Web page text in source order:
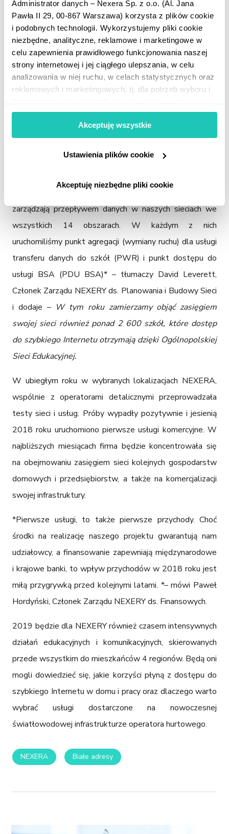
Administrator danych – Nexera Sp. z o.o. (Al. Jana
Pawła II 29, 00-867 Warszawa) korzysta z plików cookie
i podobnych technologii. Wykorzystujemy pliki cookie
niezbędne, analityczne, reklamowe i marketingowe w
celu zapewnienia prawidłowego funkcjonowania naszej
strony internetowej i jej ciągłego ulepszania, w celu
analizowania w niej ruchu, w celach statystycznych oraz
reklamowych i marketingowych, tj. dla potrzeb wyboru i
prowadzenia analiz i statystyk dotyczących dostarczania
i skuteczności tych reklam. Informacje o tym, w jaki
sposób Użytkownicy korzystają z naszej witryny,
udostępniamy partnerom marketingowym. Partnerzy
korzystania z ich usług.
na który rodzaj przetwarzania zezwalasz. Jeśli zgadzasz
się na stosowanie wszystkich plików cookie (i
podobnych technologii) do powyższych celów, prosimy o
kliknięcie „Akceptuję wszystkie”. Twoja zgoda jest
dobrowolna i możesz ją w dowolnym momencie wycofać,
zmieniając ustawienia przeglądarki lub korzystając z
udostępnionej na naszej stronie opcji „Ustawienia plików
cookie”. Wycofanie zgody pozostanie bez wpływu na
zgodność z prawem stosowania plików cookie i
podobnych technologii, którego dokonano na podstawie
zgody przed jej wycofaniem. Więcej informacji o
przetwarzaniu danych osobowych, w tym o
przysługujących Ci na mocy RODO prawach, znajdziesz
Akceptuję wszystkie
Ustawienia plików cookie
Akceptuję niezbędne pliki cookie
ds. Sprzedaży i Rozwoju Biznesu. – To także efekt
ciężkiej pracy całego naszego zespołu – dodaje.
W 2018 roku NEXERA zbudowała instalację o łącznej
długości ponad 6 tys. kilometrów, a większa jej część
została zainstalowana napowietrznie – na słupach
energetycznych bądź telekomunikacyjnych. Prace
budowlane obejmowały rozwój aktywnej część
infrastruktury sieci NEXERY. –* W 1 650 lokalizacjach
zamontowano ponad 1 100 szafek ulicznych, a w nich
200 urządzeń ION (IP/Optical Network). Urządzenia te
zarządzają przepływem danych w naszych sieciach we
wszystkich 14 obszarach. W każdym z nich
uruchomiliśmy punkt agregacji (wymiany ruchu) dla usługi
transferu danych do szkół (PWR) i punkt dostępu do
usługi BSA (PDU BSA)* – tłumaczy David Leverett,
Członek Zarządu NEXERY ds. Planowania i Budowy Sieci
i dodaje – W tym roku zamierzamy objąć zasięgiem
swojej sieci również ponad 2 600 szkół, które dostęp
do szybkiego Internetu otrzymają dzięki Ogólnopolskiej
Sieci Edukacyjnej.
W ubiegłym roku w wybranych lokalizacjach NEXERA,
wspólnie z operatorami detalicznymi przeprowadzała
testy sieci i usług. Próby wypadły pozytywnie i jesienią
2018 roku uruchomiono pierwsze usługi komercyjne. W
najbliższych miesiącach firma będzie koncentrowała się
na obejmowaniu zasięgiem sieci kolejnych gospodarstw
domowych i przedsiębiorstw, a także na komercjalizacji
swojej infrastruktury.
*Pierwsze usługi, to także pierwsze przychody. Choć
środki na realizację naszego projektu gwarantują nam
udziałowcy, a finansowanie zapewniają międzynarodowe
i krajowe banki, to wpływ przychodów w 2018 roku jest
miłą przygrywką przed kolejnymi latami. *– mówi Paweł
Hordyński, Członek Zarządu NEXERY ds. Finansowych.
2019 będzie dla NEXERY również czasem intensywnych
działań edukacyjnych i komunikacyjnych, skierowanych
przede wszystkim do mieszkańców 4 regionów. Będą oni
mogli dowiedzieć się, jakie korzyści płyną z dostępu do
szybkiego Internetu w domu i pracy oraz dlaczego warto
wybrać usługi dostarczone na nowoczesnej
światłowodowej infrastrukturze operatora hurtowego.
NEXERA Białe adresy